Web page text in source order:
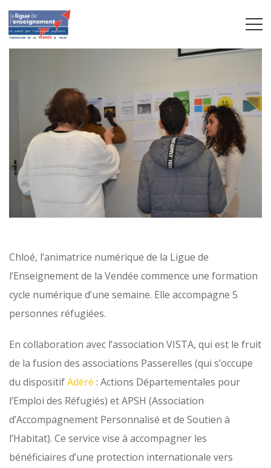
Chloé, l’animatrice numérique de la Ligue de
l’Enseignement de la Vendée commence une formation
cycle numérique d’une semaine. Elle accompagne 5
personnes réfugiées.
En collaboration avec l’association VISTA, qui est le fruit
de la fusion des associations Passerelles (qui s’occupe
du dispositifAdéré : Actions Départementales pour
l’Emploi des Réfugiés) et APSH (Association
d’Accompagnement Personnalisé et de Soutien à
l’Habitat). Ce service vise à accompagner les
bénéficiaires d’une protection internationale vers